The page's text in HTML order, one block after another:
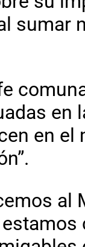
sumar
en
en